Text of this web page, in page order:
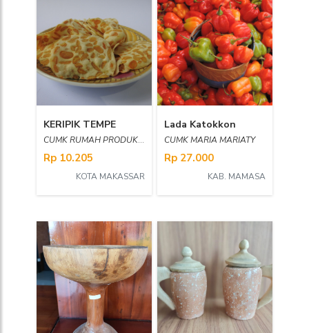
KERIPIK TEMPE
CUMK RUMAH PRODUKSI UNGU VIOLET
Rp 10.205
KOTA MAKASSAR
Lada Katokkon
CUMK MARIA MARIATY
Rp 27.000
KAB. MAMASA